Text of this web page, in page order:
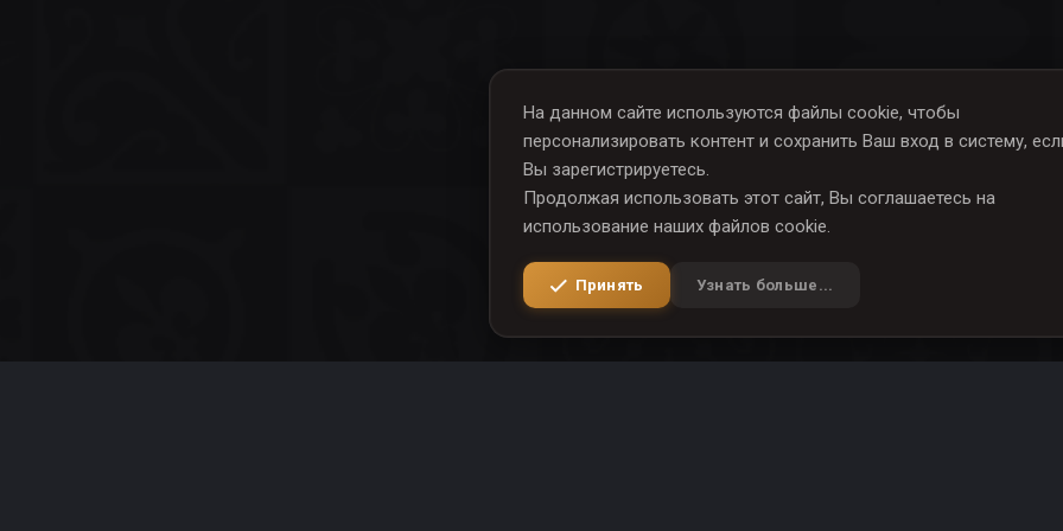
На данном сайте используются файлы cookie, чтобы
персонализировать контент и сохранить Ваш вход в систему,
Вы зарегистрируетесь.
Продолжая использовать этот сайт, Вы соглашаетесь на
использование наших файлов cookie.
Принять Узнать больше...